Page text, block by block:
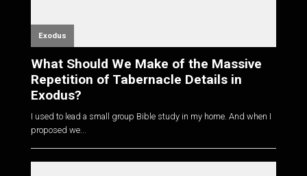
Exodus
What Should We Make of the Massive
Repetition of Tabernacle Details in
Exodus?
I used to lead a small group Bible study in my home. And when I
proposed we...